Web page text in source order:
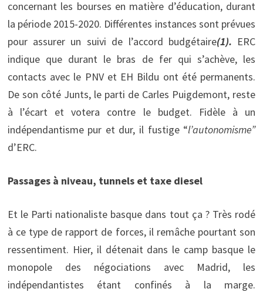
concernant les bourses en matière d’éducation, durant
la période 2015-2020. Différentes instances sont prévues
pour assurer un suivi de l’accord budgétaire(1). ERC
indique que durant le bras de fer qui s’achève, les
contacts avec le PNV et EH Bildu ont été permanents.
De son côté Junts, le parti de Carles Puigdemont, reste
à l’écart et votera contre le budget. Fidèle à un
indépendantisme pur et dur, il fustige “l’autonomisme”
d’ERC.
Passages à niveau, tunnels et taxe diesel
Et le Parti nationaliste basque dans tout ça ? Très rodé
à ce type de rapport de forces, il remâche pourtant son
ressentiment. Hier, il détenait dans le camp basque le
monopole des négociations avec Madrid, les
indépendantistes étant confinés à la marge.